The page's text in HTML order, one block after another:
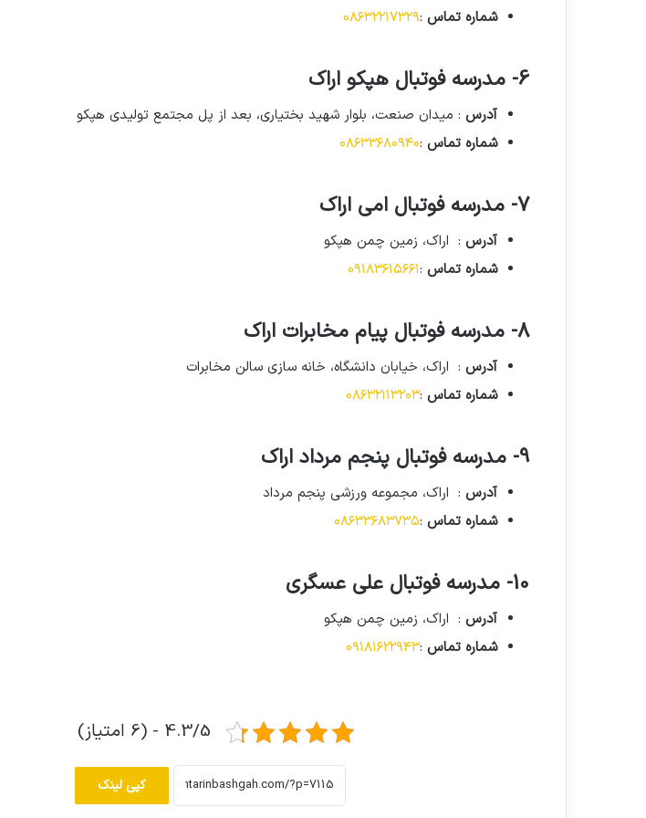
شماره تماس :۰۸۶۳۲۲۱۷۳۲۹
6- مدرسه فوتبال هپکو اراک
آدرس : میدان صنعت، بلوار شهید بختیاری، بعد از پل مجتمع تولیدی هپکو
شماره تماس :۰۸۶۳۳۶۸۰۹۴۰
7- مدرسه فوتبال امی اراک
آدرس : اراک، زمین چمن هپکو
شماره تماس :۰۹۱۸۳۶۱۵۶۶۱
8- مدرسه فوتبال پیام مخابرات اراک
آدرس : اراک، خیابان دانشگاه، خانه سازی سالن مخابرات
شماره تماس :۰۸۶۳۲۱۱۳۲۰۳
9- مدرسه فوتبال پنجم مرداد اراک
آدرس : اراک، مجموعه ورزشی پنجم مرداد
شماره تماس :۰۸۶۳۳۶۸۳۷۳۵
10- مدرسه فوتبال علی عسگری
آدرس : اراک، زمین چمن هپکو
شماره تماس :۰۹۱۸۱۶۲۲۹۴۳
4.3/5 - (6 امتیاز)
کپی لینک